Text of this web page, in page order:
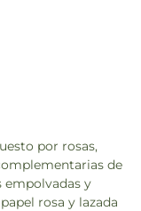
por rosas,
de
empolvadas y
rosa y lazada